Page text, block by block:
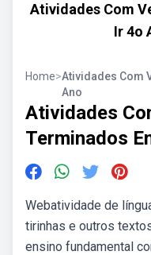
Atividades Com
Ir 4o
Home>Atividades Com
Ano
Atividades
Terminados
Webatividade de
tirinhas e outros
ensino fundamental